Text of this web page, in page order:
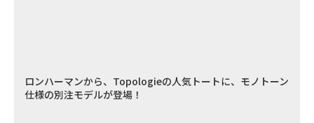
ロンハーマンから、Topologieの人気トートに、モノトーン
仕様の別注モデルが登場！